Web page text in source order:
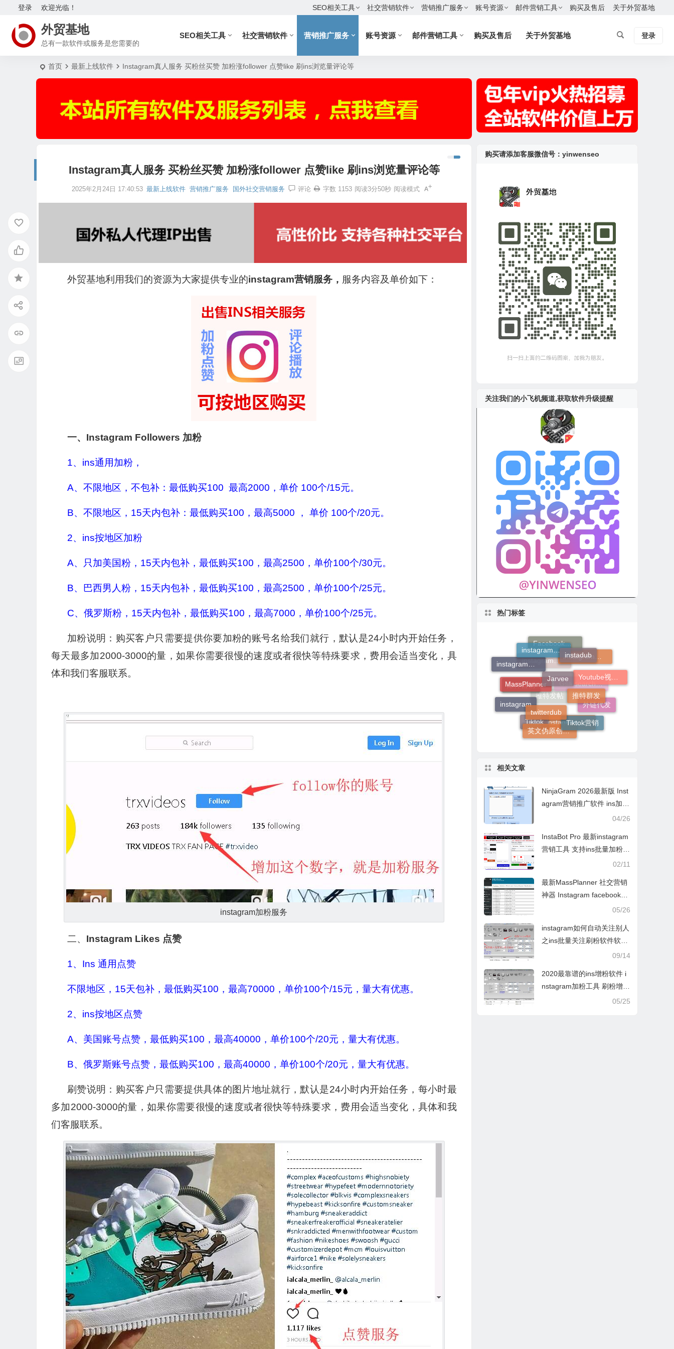
欢迎光临！
登录 SEO相关工具 社交营销软件 营销推广服务 账号资源 邮件营销工具 购买及售后 关于外贸基地
外贸基地
总有一款软件或服务是您需要的
SEO相关工具 社交营销软件 营销推广服务 账号资源 邮件营销工具 购买及售后 关于外贸基地 登录
首页 最新上线软件 Instagram真人服务 买粉丝买赞 加粉涨follower 点赞like 刷ins浏览量评论等
Instagram真人服务 买粉丝买赞 加粉涨follower 点赞like 刷ins浏览量评论等
2025年2月24日 17:40:53 最新上线软件 营销推广服务 国外社交营销服务 评论 字数 1153 阅读3分50秒 阅读模式
外贸基地利用我们的资源为大家提供专业的instagram营销服务， 服务内容及单价如下：
一、Instagram Followers 加粉
1、ins通用加粉，
A、不限地区，不包补：最低购买100 最高2000，单价 100个/15元。
B、不限地区，15天内包补：最低购买100，最高5000 ， 单价 100个/20元。
2、ins按地区加粉
A、只加美国粉，15天内包补，最低购买100，最高2500，单价100个/30元。
B、巴西男人粉，15天内包补，最低购买100，最高2500，单价100个/25元。
C、俄罗斯粉，15天内包补，最低购买100，最高7000，单价100个/25元。
加粉说明：购买客户只需要提供你要加粉的账号名给我们就行，默认是24小时内开始任务，
每天最多加2000-3000的量，如果你需要很慢的速度或者很快等特殊要求，费用会适当变化，具
体和我们客服联系。
instagram加粉服务
二、 Instagram Likes 点赞
1、Ins 通用点赞
不限地区，15天包补，最低购买100，最高70000，单价100个/15元，量大有优惠。
2、ins按地区点赞
A、美国账号点赞，最低购买100，最高40000，单价100个/20元，量大有优惠。
B、俄罗斯账号点赞，最低购买100，最高40000，单价100个/20元，量大有优惠。
刷赞说明：购买客户只需要提供具体的图片地址就行，默认是24小时内开始任务，每小时最
多加2000-3000的量，如果你需要很慢的速度或者很快等特殊要求，费用会适当变化，具体和我
们客服联系。
购买请添加客服微信号：yinwenseo
关注我们的小飞机频道,获取软件升级提醒
热门标签
instagram自动关注别人
Facebook营销
instagram自动点赞
Gsa search engine ranker
推特发帖
邮件营销
instagram营销软件
instagram增粉 instadub
外链代发
instagram营销
Tiktok
instagram
MassPlanner
Jarvee
推特群发
Tiktok营销
英文伪原创软件
twitterdub
相关文章
NinjaGram 2026最新版 Inst
agram营销推广软件 ins加粉
04/26
InstaBot Pro 最新instagram
营销工具 支持ins批量加粉点
02/11
最新MassPlanner 社交营销
神器 Instagram facebook加
05/26
instagram如何自动关注别人
之ins批量关注刷粉软件软件
09/14
2020最靠谱的ins增粉软件 i
nstagram加粉工具 刷粉增赞
05/25